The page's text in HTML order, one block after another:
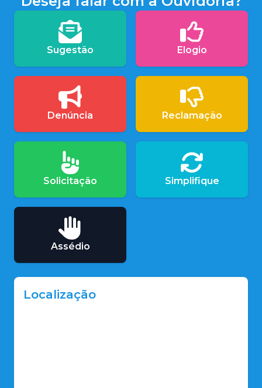
Sugestão Elogio
Denúncia Reclamação
Solicitação Simplifique
Assédio
Localização